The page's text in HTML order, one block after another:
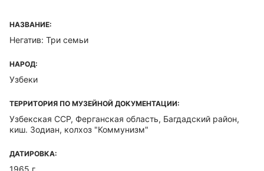
НАЗВАНИЕ:
Негатив: Три семьи
НАРОД:
Узбеки
ТЕРРИТОРИЯ ПО МУЗЕЙНОЙ ДОКУМЕНТАЦИИ:
Узбекская ССР, Ферганская область, Багдадский район,
киш. Зодиан, колхоз "Коммунизм"
ДАТИРОВКА:
1965 г.